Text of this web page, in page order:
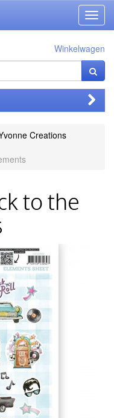
Winkelwagen
Creations
to the